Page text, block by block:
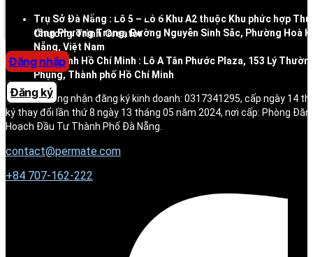
Trung tâm trợ giúp
Chương Trình Creator
Đăng nhập
Đăng ký
Trụ Sở Đà Nẵng : Lô 5 – Lô 6 Khu A2 thuộc Khu phức hợp
tầng Phương Trang, Đường Nguyễn Sinh Sắc, Phường Hoà
Nẵng, Việt Nam
Chi nhánh Hồ Chí Minh : Lô A Tân Phước Plaza, 153 Lý
Phụng, Thành phố Hồ Chí Minh
Số giấy chứng nhận đăng ký kinh doanh: 0317341295, cấp ngày 14
ký thay đổi lần thứ 8 ngày 13 tháng 05 năm 2024, nơi cấp: Phòng
Hoạch Đầu Tư Thành Phố Đà Nẵng.
contact@permate.com
+84 707-162-222